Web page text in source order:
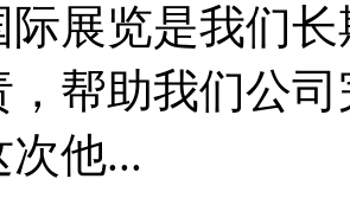
际展览是我们
，帮助我们公
他...